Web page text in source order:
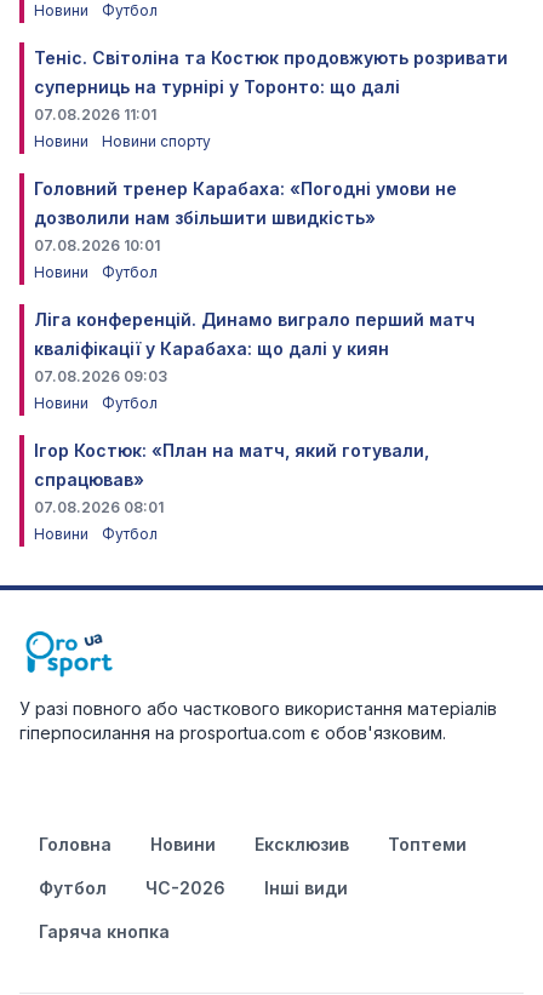
Новини
Футбол
Теніс. Світоліна та Костюк продовжують розривати
суперниць на турнірі у Торонто: що далі
07.08.2026 11:01
Новини
Новини спорту
Головний тренер Карабаха: «Погодні умови не
дозволили нам збільшити швидкість»
07.08.2026 10:01
Новини
Футбол
Ліга конференцій. Динамо виграло перший матч
кваліфікації у Карабаха: що далі у киян
07.08.2026 09:03
Новини
Футбол
Ігор Костюк: «План на матч, який готували,
спрацював»
07.08.2026 08:01
Новини
Футбол
У разі повного або часткового використання матеріалів
гіперпосилання на prosportua.com є обов'язковим.
Головна Новини Ексклюзив Топтеми
Футбол ЧС-2026 Інші види
Гаряча кнопка